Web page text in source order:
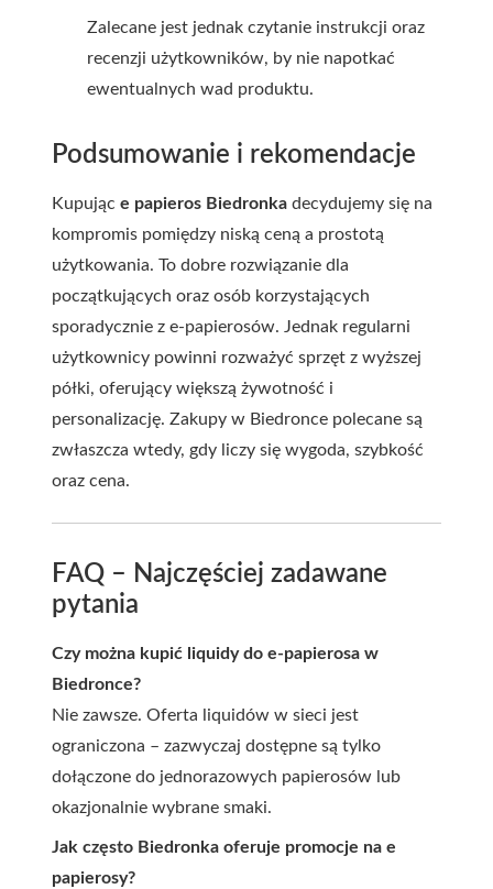
Zalecane jest jednak czytanie instrukcji oraz
recenzji użytkowników, by nie napotkać
ewentualnych wad produktu.
Podsumowanie i rekomendacje
Kupując e papieros Biedronka decydujemy się na
kompromis pomiędzy niską ceną a prostotą
użytkowania. To dobre rozwiązanie dla
początkujących oraz osób korzystających
sporadycznie z e-papierosów. Jednak regularni
użytkownicy powinni rozważyć sprzęt z wyższej
półki, oferujący większą żywotność i
personalizację. Zakupy w Biedronce polecane są
zwłaszcza wtedy, gdy liczy się wygoda, szybkość
oraz cena.
FAQ – Najczęściej zadawane
pytania
Czy można kupić liquidy do e-papierosa w
Biedronce?
Nie zawsze. Oferta liquidów w sieci jest
ograniczona – zazwyczaj dostępne są tylko
dołączone do jednorazowych papierosów lub
okazjonalnie wybrane smaki.
Jak często Biedronka oferuje promocje na e
papierosy?